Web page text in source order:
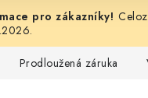
Prodloužená záruka